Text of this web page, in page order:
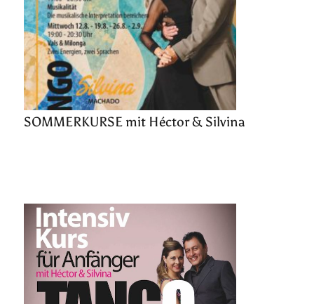
SOMMERKURSE mit Héctor & Silvina